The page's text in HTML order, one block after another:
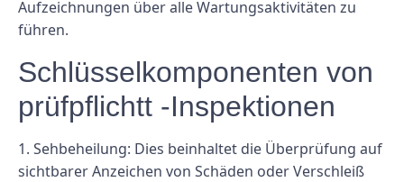
Aufzeichnungen über alle Wartungsaktivitäten zu
führen.
Schlüsselkomponenten von
prüfpflichtt -Inspektionen
1. Sehbeheilung: Dies beinhaltet die Überprüfung auf
sichtbarer Anzeichen von Schäden oder Verschleiß